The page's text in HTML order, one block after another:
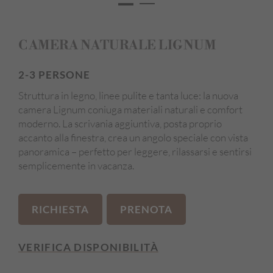
CAMERA NATURALE LIGNUM
2-3 PERSONE
Struttura in legno, linee pulite e tanta luce: la nuova
camera Lignum coniuga materiali naturali e comfort
moderno. La scrivania aggiuntiva, posta proprio
accanto alla finestra, crea un angolo speciale con vista
panoramica – perfetto per leggere, rilassarsi e sentirsi
semplicemente in vacanza.
RICHIESTA PRENOTA
VERIFICA DISPONIBILITÀ